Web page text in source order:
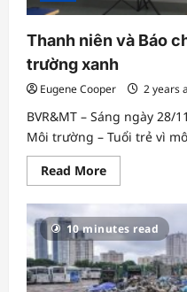
Thanh niên và Báo
trường xanh
Eugene Cooper 2 years
BVR&MT – Sáng ngày 28/
Môi trường – Tuổi trẻ vì
Read MoreRead
more
Thanh
niên
và
Báo
chí
–
Hành
10 minutes read